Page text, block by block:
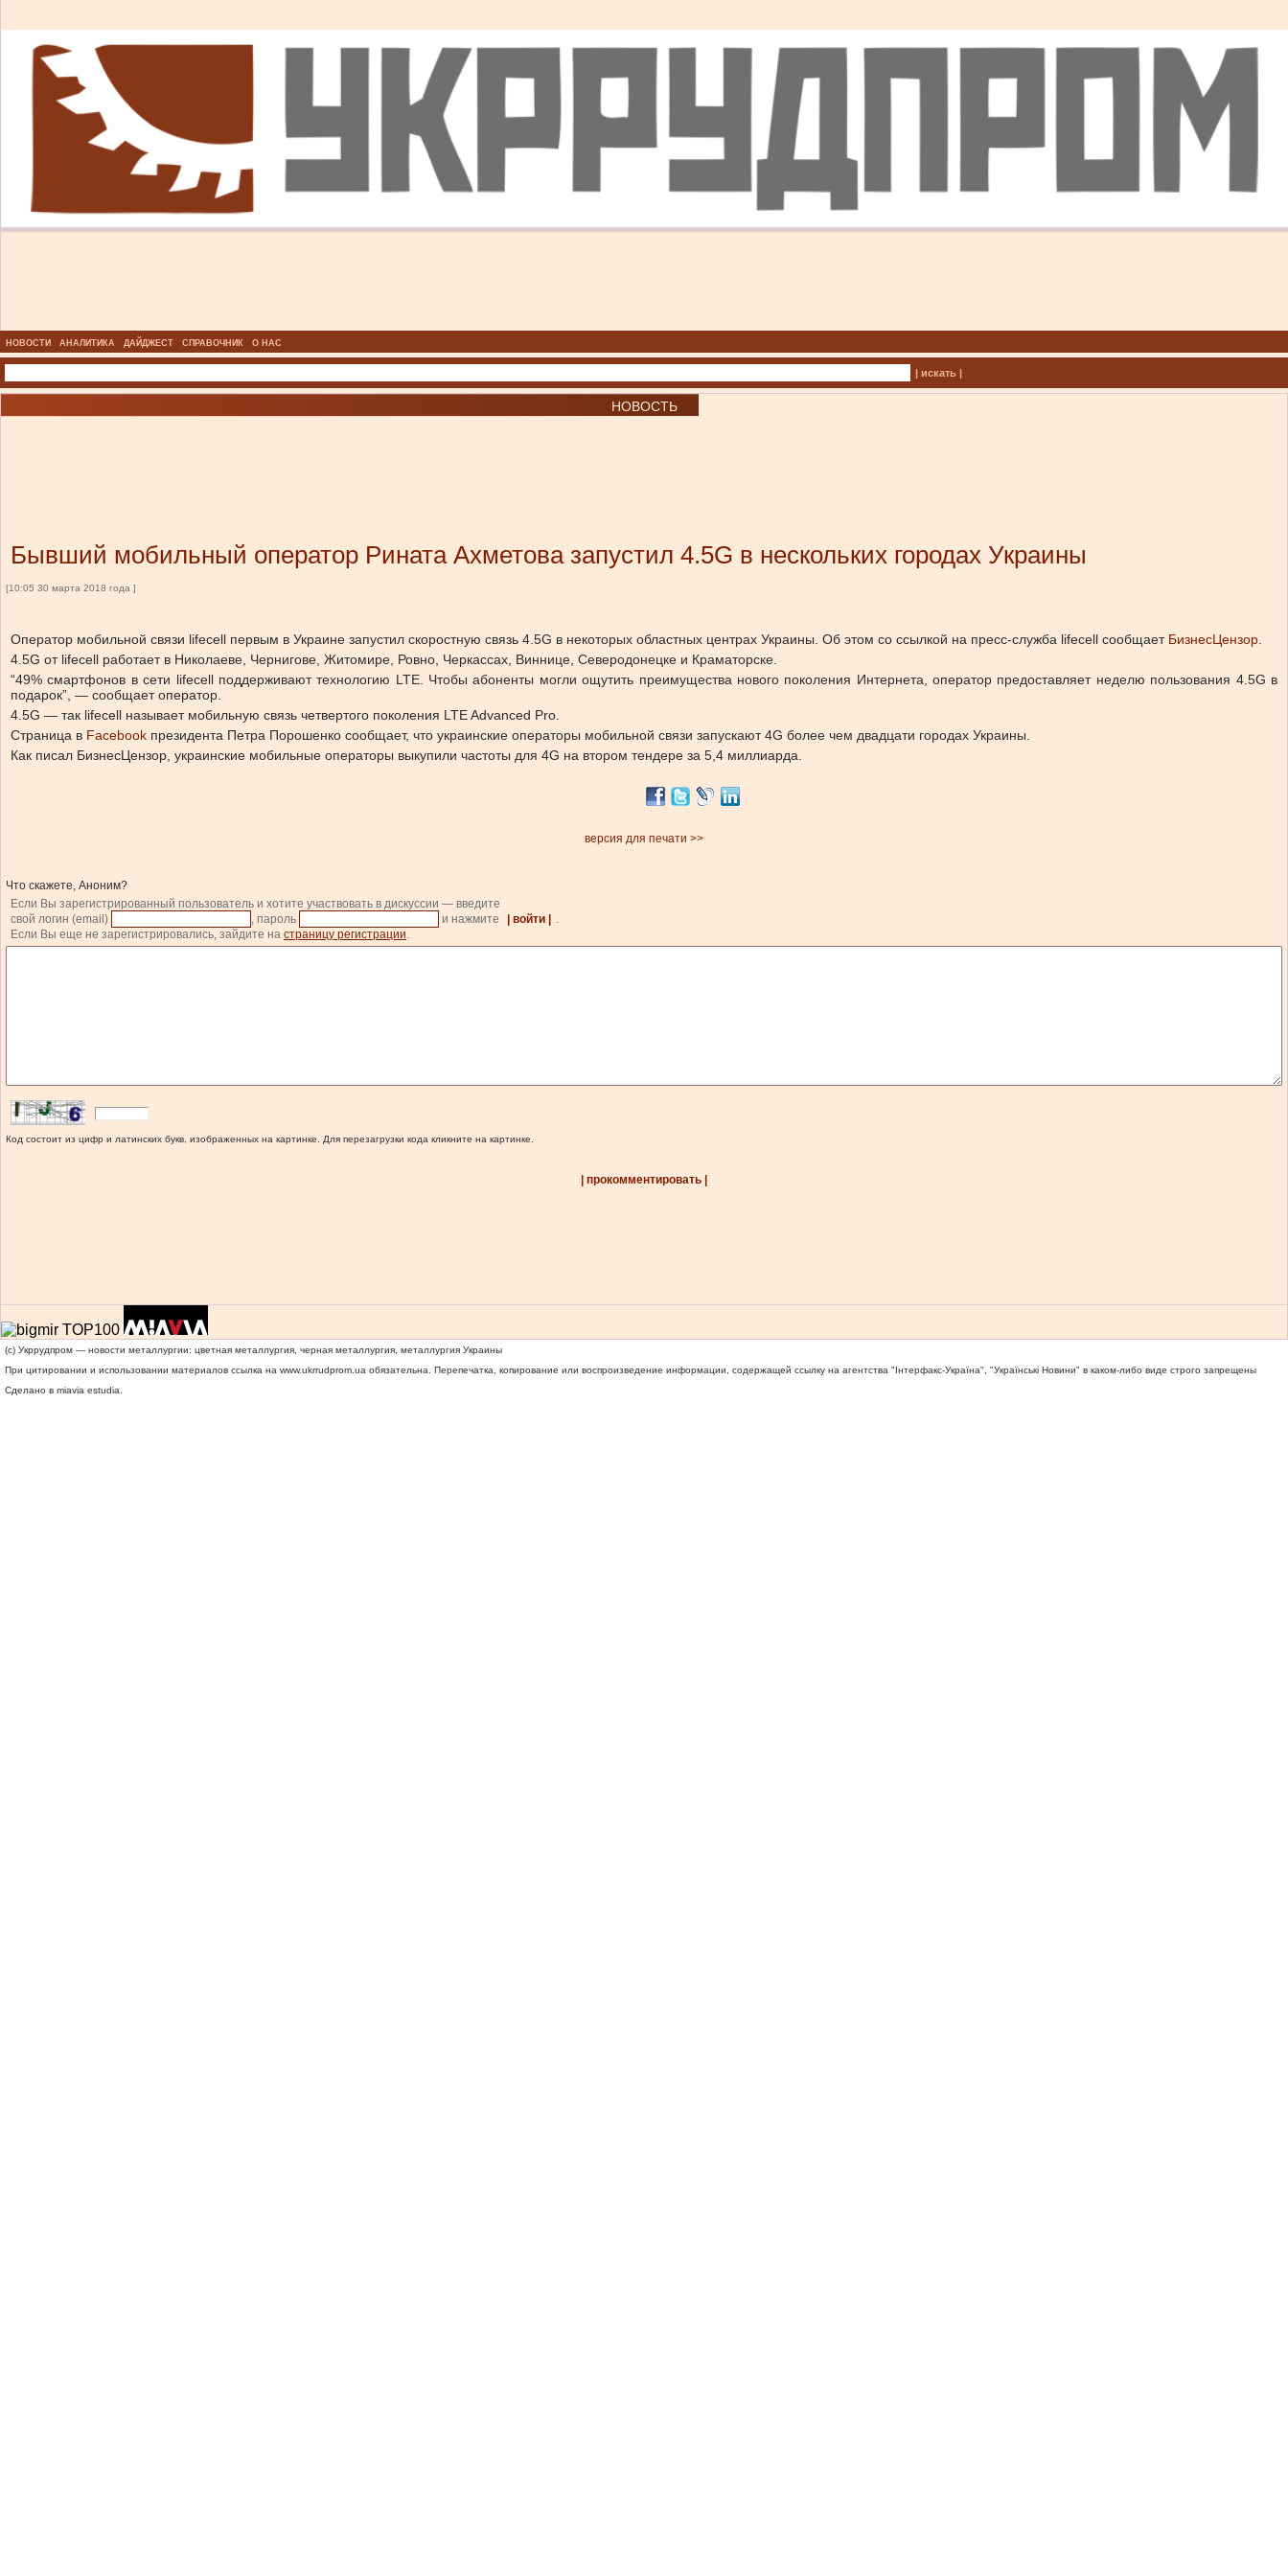
НОВОСТИ АНАЛИТИКА ДАЙДЖЕСТ СПРАВОЧНИК О НАС
| искать |
НОВОСТЬ
Бывший мобильный оператор Рината Ахметова запустил 4.5G в нескольких городах Украины
[10:05 30 марта 2018 года ]
Оператор мобильной связи lifecell первым в Украине запустил скоростную связь 4.5G в некоторых областных центрах Украины. Об этом со ссылкой на пресс-служба lifecell сообщает БизнесЦензор
4.5G от lifecell работает в Николаеве, Чернигове, Житомире, Ровно, Черкассах, Виннице, Северодонецке и Краматорске.
“49% смартфонов в сети lifecell поддерживают технологию LTE. Чтобы абоненты могли ощутить преимущества нового поколения Интернета, оператор предоставляет неделю пользования 4.5G в
подарок”, — сообщает оператор.
4.5G — так lifecell называет мобильную связь четвертого поколения LTE Advanced Pro.
Страница в Facebook президента Петра Порошенко сообщает, что украинские операторы мобильной связи запускают 4G более чем двадцати городах Украины.
Как писал БизнесЦензор, украинские мобильные операторы выкупили частоты для 4G на втором тендере за 5,4 миллиарда.
версия для печати >>
Что скажете, Аноним?
Если Вы зарегистрированный пользователь и хотите участвовать в дискуссии — введите
свой логин (email)
, пароль и нажмите | войти |
.
Если Вы еще не зарегистрировались, зайдите на страницу регистрации.
Код состоит из цифр и латинских букв, изображенных на картинке. Для перезагрузки кода кликните на картинке.
| прокомментировать |
(c) Укррудпром — новости металлургии: цветная металлургия, черная металлургия, металлургия Украины
При цитировании и использовании материалов ссылка на www.ukrrudprom.ua обязательна. Перепечатка, копирование или воспроизведение информации, содержащей ссылку на агентства "Iнтерфакс-Україна", "Українськi Новини" в каком-либо виде строго запрещены
Сделано в miavia estudia.